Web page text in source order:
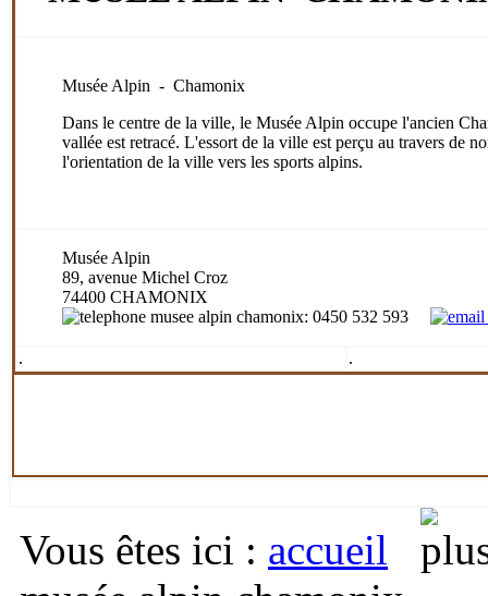
Musée Alpin - Chamonix
Dans le centre de la ville, le Musée Alpin occupe l'ancien
vallée est retracé. L'essort de la ville est perçu au travers de
l'orientation de la ville vers les sports alpins.
Musée Alpin
89, avenue Michel Croz
74400 CHAMONIX
: 0450 532 593
. .
Vous êtes ici : accueil